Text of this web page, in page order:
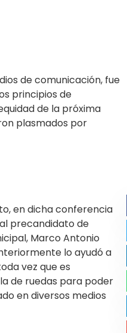
de comunicación, fue
principios de
de la próxima
plasmados por
en dicha conferencia
precandidato de
Marco Antonio
lo ayudó a
vez que es
de ruedas para poder
en diversos medios